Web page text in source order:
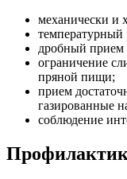
механически и
дробный прием
ограничение
пряной пищи;
прием
газированные
соблюдение